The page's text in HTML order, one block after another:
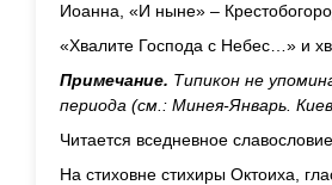
Иоанна, «И ныне» –
«Хвалите Господа с Небес…» и
Примечание. Типикон не
периода (см.: Минея-Январь.
Читается вседневное славословие.
На стиховне стихиры Октоиха,